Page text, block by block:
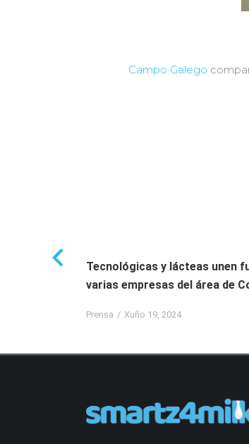
Campo Galego
Tecnológicas y lácteas unen
varias empresas del área de
Prensa Xuño 19, 2024